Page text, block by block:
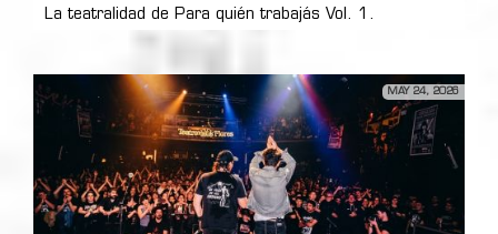
La teatralidad de Para quién trabajás Vol. 1.
MAY 24, 2026